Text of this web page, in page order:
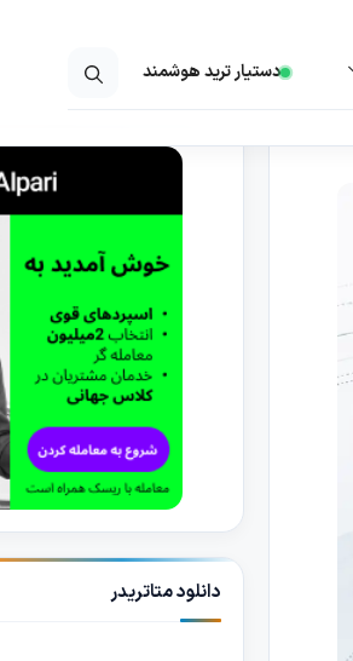
دستیار ترید هوشمند
دانلود متاتریدر